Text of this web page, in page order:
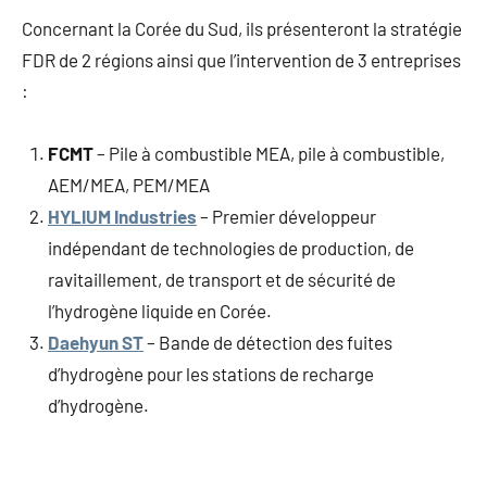
Concernant la Corée du Sud, ils présenteront la stratégie
FDR de 2 régions ainsi que l’intervention de 3 entreprises
:
FCMT– Pile à combustible MEA, pile à combustible,
AEM/MEA, PEM/MEA
HYLIUM Industries – Premier développeur
indépendant de technologies de production, de
ravitaillement, de transport et de sécurité de
l’hydrogène liquide en Corée.
Daehyun ST– Bande de détection des fuites
d’hydrogène pour les stations de recharge
d’hydrogène.